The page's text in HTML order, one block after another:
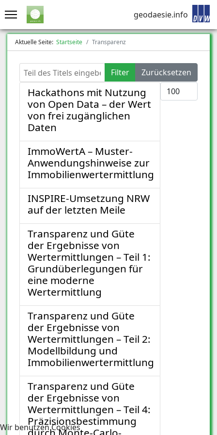
geodaesie.info
Aktuelle Seite: Startseite Transparenz
Teil des Titels eingeben Filter
Zurücksetzen
Anzeige #
Hackathons mit Nutzung
von Open Data – der Wert
von frei zugänglichen
Daten
ImmoWertA – Muster-
Anwendungshinweise zur
Immobilienwertermittlung
INSPIRE-Umsetzung NRW
auf der letzten Meile
Transparenz und Güte
der Ergebnisse von
Wertermittlungen – Teil 1:
Grundüberlegungen für
eine moderne
Wertermittlung
Transparenz und Güte
der Ergebnisse von
Wertermittlungen – Teil 2:
Modellbildung und
Immobilienwertermittlung
Transparenz und Güte
der Ergebnisse von
Wertermittlungen – Teil 4:
Präzisionsbestimmung
Wir benutzen Cookies